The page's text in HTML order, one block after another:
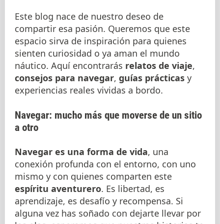
Este blog nace de nuestro deseo de
compartir esa pasión. Queremos que este
espacio sirva de inspiración para quienes
sienten curiosidad o ya aman el mundo
náutico. Aquí encontrarás relatos de viaje,
consejos para navegar, guías prácticas y
experiencias reales vividas a bordo.
Navegar: mucho más que moverse de un sitio
a otro
Navegar es una forma de vida, una
conexión profunda con el entorno, con uno
mismo y con quienes comparten este
espíritu aventurero. Es libertad, es
aprendizaje, es desafío y recompensa. Si
alguna vez has soñado con dejarte llevar por